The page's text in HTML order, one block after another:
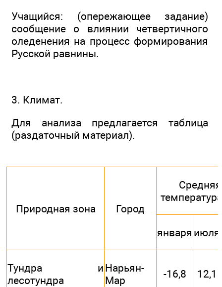
Учащийся: (опережающее задание)
сообщение о влиянии четвертичного
оледенения на процесс формирования
Русской равнины.
3. Климат.
Для анализа предлагается таблица
(раздаточный материал).
Природная зона Город
Средняя
января июля
Тундра и
лесотундра
Нарьян-
Мар
-16,8 12,1